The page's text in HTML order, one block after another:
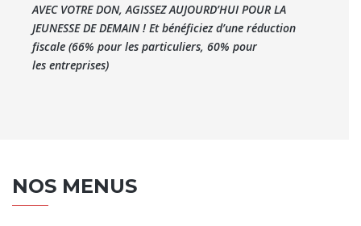
AVEC VOTRE DON, AGISSEZ AUJOURD’HUI POUR LA
JEUNESSE DE DEMAIN ! Et bénéficiez d’une réduction
fiscale (66% pour les particuliers, 60% pour
les entreprises)
NOS MENUS